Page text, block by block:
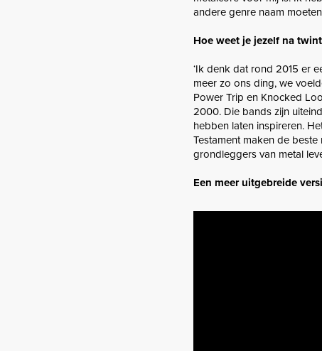
andere genre naam moeten
Hoe weet je jezelf na
‘Ik denk dat rond 2015 er
meer zo ons ding, we
Power Trip en Knocked
2000. Die bands zijn
hebben laten inspireren.
Testament maken de
grondleggers van metal
Een meer uitgebreide